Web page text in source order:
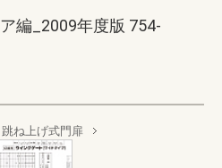
編_2009年度版 754-
ね上げ式門扉